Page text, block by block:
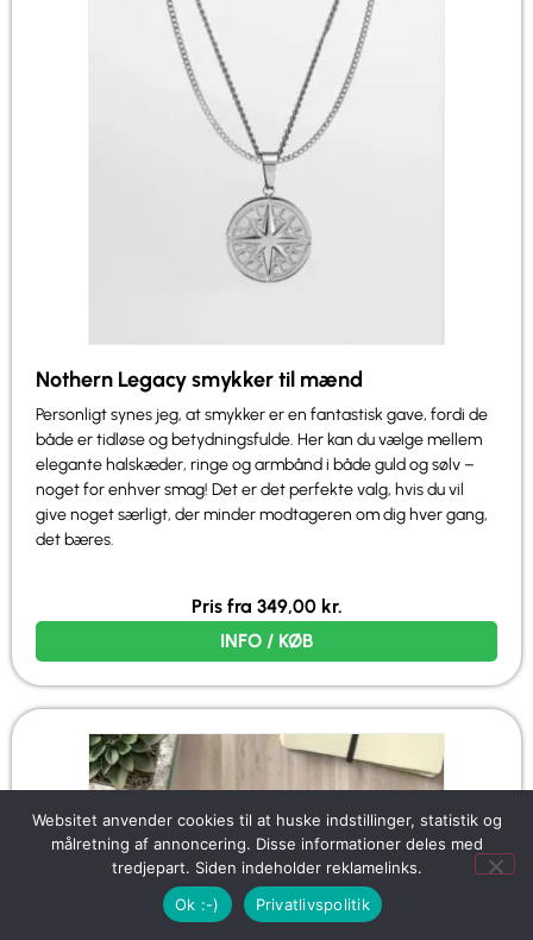
Nothern Legacy smykker til mænd
Personligt synes jeg, at smykker er en fantastisk gave, fordi de
både er tidløse og betydningsfulde. Her kan du vælge mellem
elegante halskæder, ringe og armbånd i både guld og sølv –
noget for enhver smag! Det er det perfekte valg, hvis du vil
give noget særligt, der minder modtageren om dig hver gang,
det bæres.
Pris fra 349,00 kr.
INFO / KØB
Websitet anvender cookies til at huske indstillinger, statistik og
målretning af annoncering. Disse informationer deles med
tredjepart. Siden indeholder reklamelinks.
Ok :-)
Privatlivspolitik